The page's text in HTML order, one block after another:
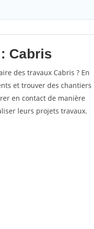
Cabris
des travaux Cabris ? En
et trouver des chantiers
en contact de manière
leurs projets travaux.